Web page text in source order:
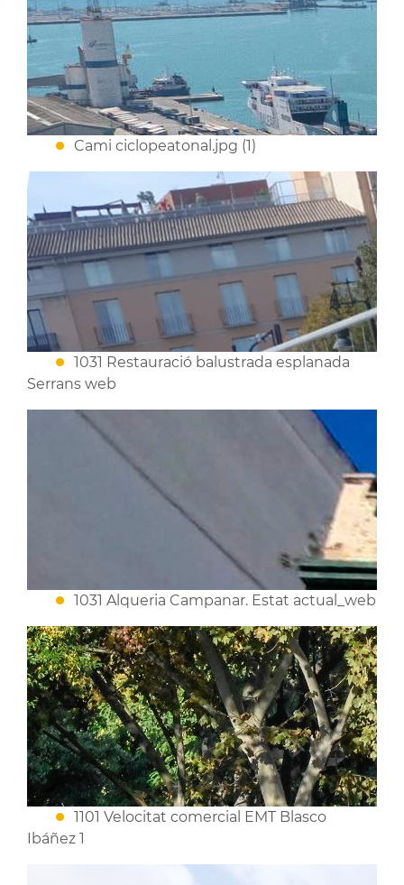
Cami ciclopeatonal.jpg (1)
1031 Restauració balustrada esplanada
Serrans web
1031 Alqueria Campanar. Estat actual_web
1101 Velocitat comercial EMT Blasco
Ibáñez 1